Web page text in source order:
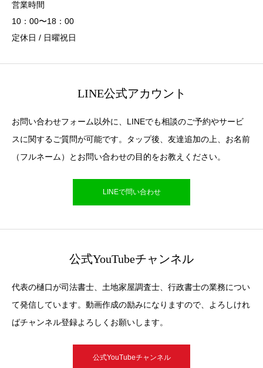
営業時間
10：00〜18：00
定休日 / 日曜祝日
LINE公式アカウント
お問い合わせフォーム以外に、LINEでも相談のご予約やサービ
スに関するご質問が可能です。タップ後、友達追加の上、お名前
（フルネーム）とお問い合わせの目的をお教えください。
LINEで問い合わせ
公式YouTubeチャンネル
代表の樋口が司法書士、土地家屋調査士、行政書士の業務につい
て発信しています。動画作成の励みになりますので、よろしけれ
ばチャンネル登録よろしくお願いします。
公式YouTubeチャンネル